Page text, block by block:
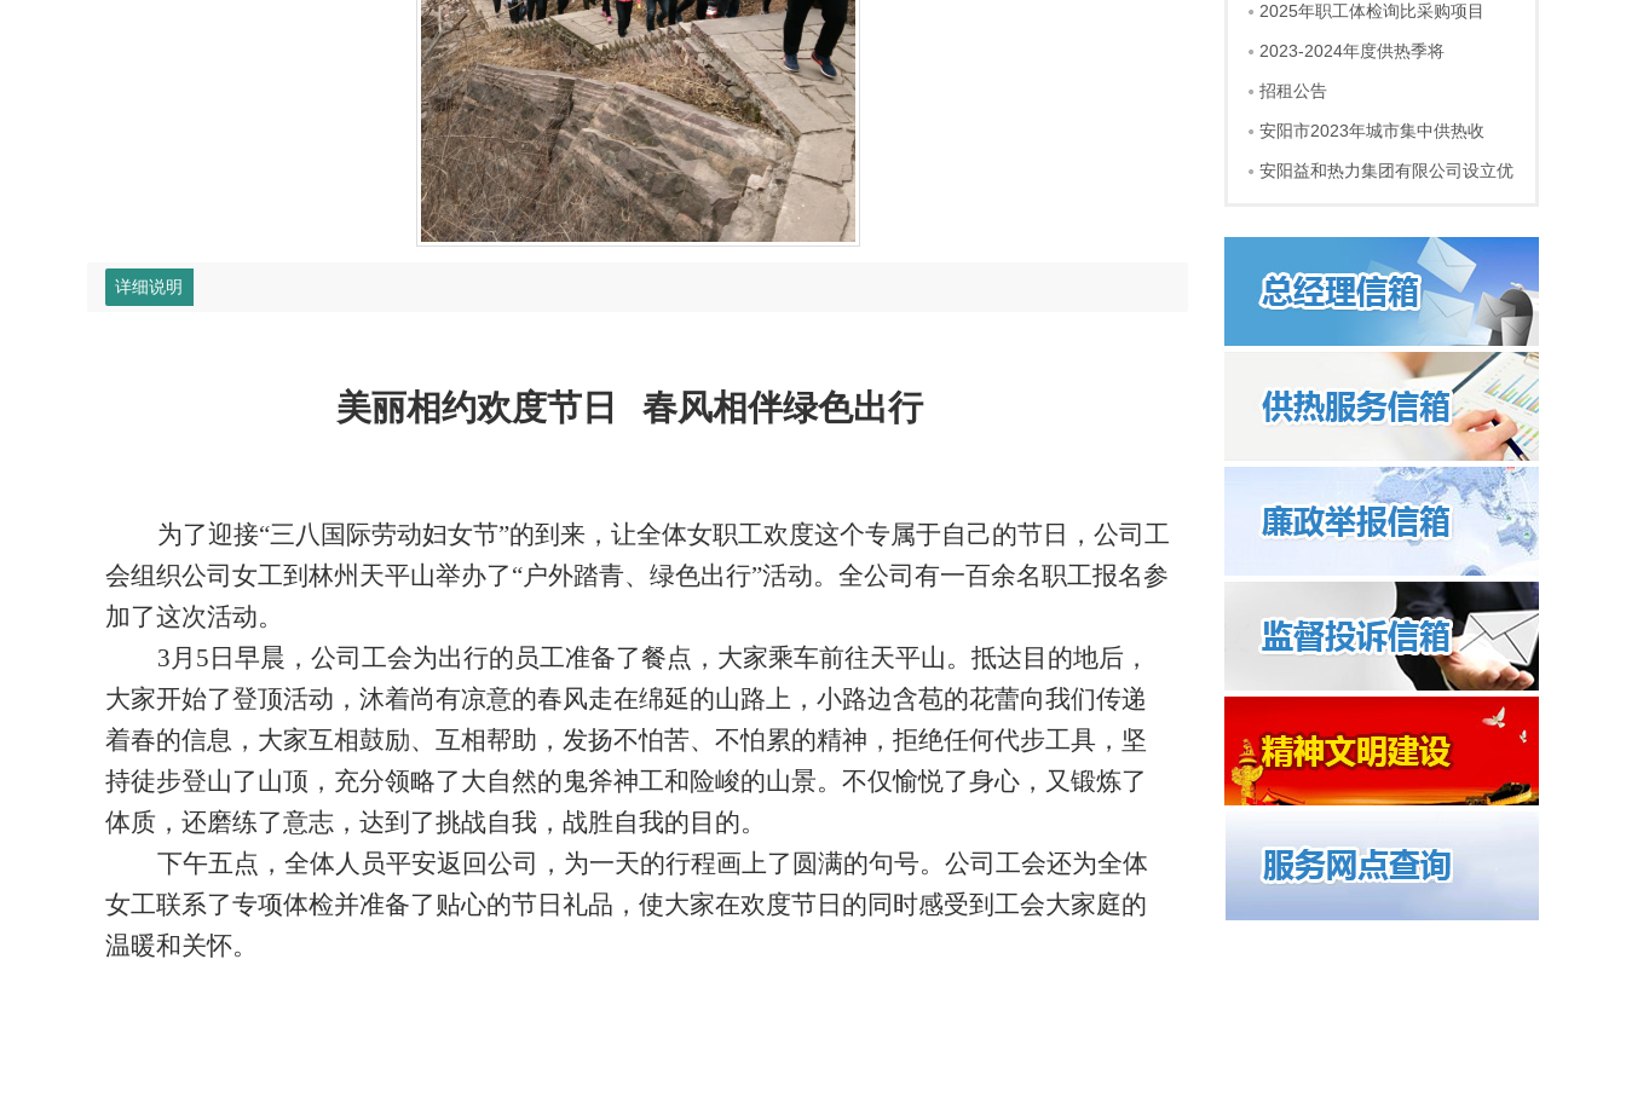
2025年职工体检询比采购项目
2023-2024年度供热季将
招租公告
安阳市2023年城市集中供热收
安阳益和热力集团有限公司设立优
详细说明
美丽相约欢度节日 春风相伴绿色出行
为了迎接“三八国际劳动妇女节”的到来，让全体女职工欢度这个专属于自己的节日，公司工
会组织公司女工到 林州天平山举办了“户外踏青、绿色出行”活动。 全公司有一百余名职工报名参
加了这次活动。
3月5日早晨，公司工会为出行的员工准备了餐点，大家乘车前往天平山。抵达目的地后，
大家开始了登顶活动，沐着尚有凉意的春风走在绵延的山路上，小路边含苞的花蕾向我们传递
着春的信息，大家互相鼓励、互相帮助，发扬不怕苦、不怕累的精神，拒绝任何代步工具，坚
持徒步登山了山顶，充分领略了大自然的鬼斧神工和险峻的山景。不仅愉悦了身心，又锻炼了
体质，还磨练了意志，达到了挑战自我，战胜自我的目的。
下午五点，全体人员平安返回公司，为一天的行程画上了圆满的句号。公司工会还为全体
女工联系了专项体检并准备了贴心的节日礼品，使大家在欢度节日的同时感受到工会大家庭的
温暖和关怀。